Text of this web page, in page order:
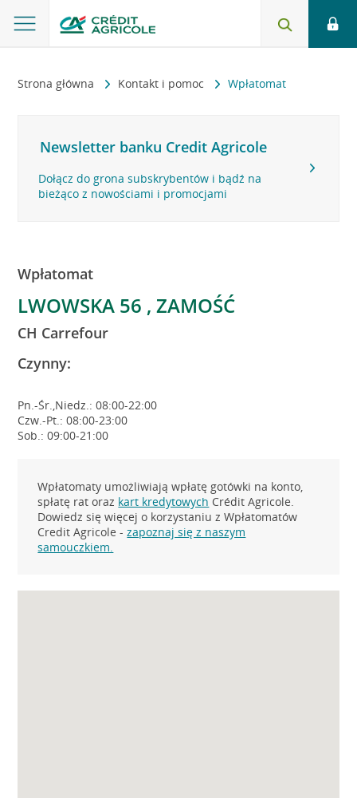
Strona główna Kontakt i pomoc Wpłatomat
Newsletter banku Credit Agricole
Dołącz do grona subskrybentów i bądź na
bieżąco z nowościami i promocjami
Wpłatomat
LWOWSKA 56 , ZAMOŚĆ
CH Carrefour
Czynny:
Pn.-Śr.,Niedz.: 08:00-22:00
Czw.-Pt.: 08:00-23:00
Sob.: 09:00-21:00
Wpłatomaty umożliwiają wpłatę gotówki na konto,
spłatę rat oraz kart kredytowych Crédit Agricole.
Dowiedz się więcej o korzystaniu z Wpłatomatów
Credit Agricole -zapoznaj się z naszym
samouczkiem.